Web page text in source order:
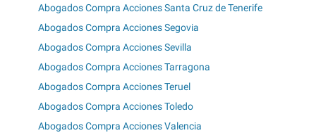
Abogados Compra Acciones Santa Cruz de Tenerife
Abogados Compra Acciones Segovia
Abogados Compra Acciones Sevilla
Abogados Compra Acciones Tarragona
Abogados Compra Acciones Teruel
Abogados Compra Acciones Toledo
Abogados Compra Acciones Valencia